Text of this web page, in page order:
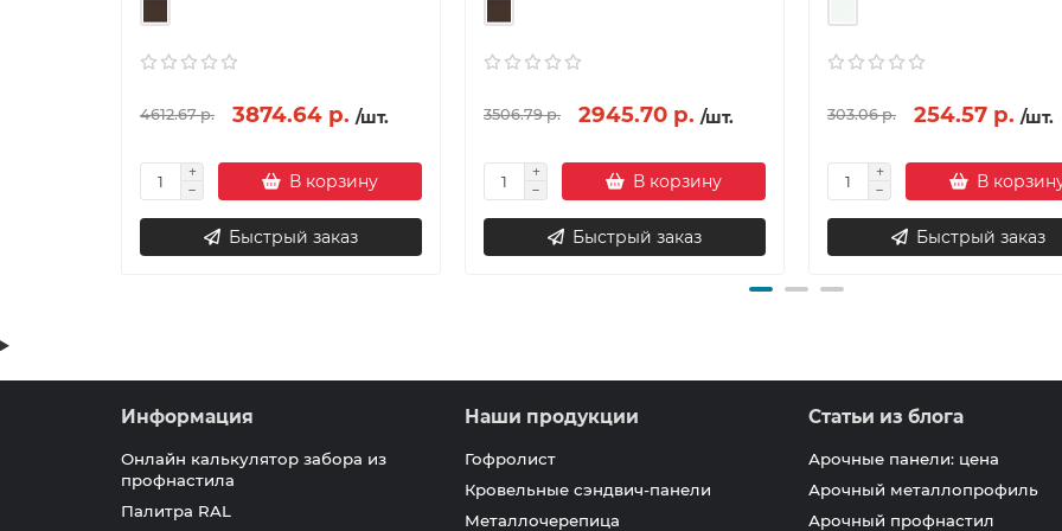
4612.67 р. 3874.64 р. /шт.
В корзину
Быстрый заказ
3506.79 р. 2945.70 р. /шт.
В корзину
Быстрый заказ
303.06 р. 254.57 р. /шт.
В
Быстрый заказ
Информация
Онлайн калькулятор забора из
профнастила
Палитра RAL
Наши продукции
Гофролист
Кровельные сэндвич-панели
Металлочерепица
Статьи из блога
Арочные панели: цена
Арочный металлопрофиль
Арочный профнастил